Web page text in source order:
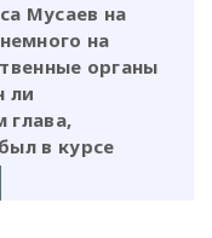
Мусаев на
на
органы
ли
глава,
в курсе